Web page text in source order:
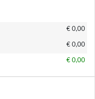
€ 0,00
€ 0,00
€ 0,00